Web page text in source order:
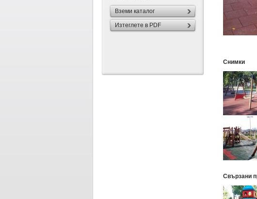
Вземи каталог
Изтеглете в PDF
Снимки
Свързани